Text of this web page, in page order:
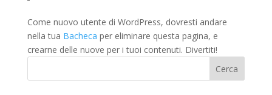
Come nuovo utente di WordPress, dovresti andare
nella tua Bacheca per eliminare questa pagina, e
crearne delle nuove per i tuoi contenuti. Divertiti!
Cerca